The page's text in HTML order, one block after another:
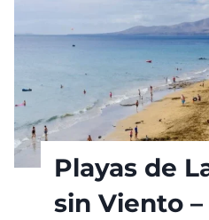
Playas de
sin Viento –